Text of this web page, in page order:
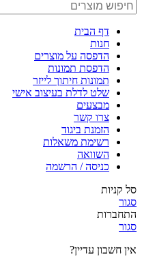
דף הבית
חנות
הדפסה על מוצרים
הדפסת תמונות
תמונות חיתוך לייזר
שלט לדלת בעיצוב אישי
מבצעים
צרו קשר
הזמנת ביגוד
רשימת משאלות
השוואה
כניסה / הרשמה
סל קניות
סגור
התחברות
סגור
אין חשבון עדיין?